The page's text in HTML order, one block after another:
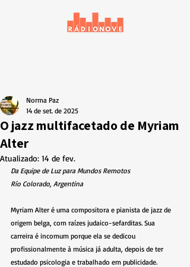
O jazz multifacetado de Myriam
Alter
Norma Paz
14 de set. de 2025
Atualizado: 14 de fev.
Da Equipe de Luz para Mundos Remotos
Río Colorado, Argentina
Myriam Alter é uma compositora e pianista de jazz de
origem belga, com raízes judaico-sefarditas. Sua
carreira é incomum porque ela se dedicou
profissionalmente à música já adulta, depois de ter
estudado psicologia e trabalhado em publicidade.